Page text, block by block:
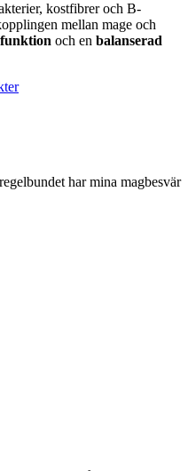
kostfibrer och B-
mellan mage och
och en balanserad
har mina magbesvär